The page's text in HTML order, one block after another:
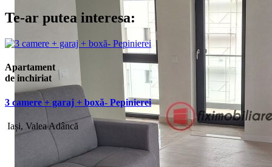
Te-ar putea interesa:
Apartament
de inchiriat
3 camere + garaj + boxă- Pepinierei
Iași, Valea Adâncă